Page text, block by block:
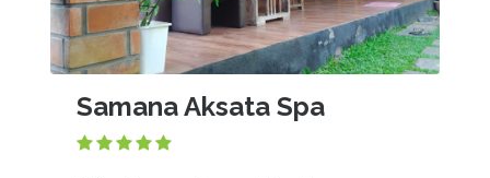
Samana Aksata Spa